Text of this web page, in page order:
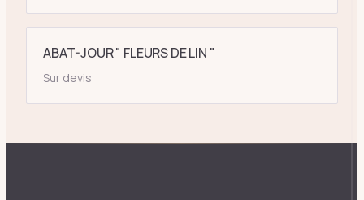
ABAT-JOUR " FLEURS DE LIN "
Sur devis